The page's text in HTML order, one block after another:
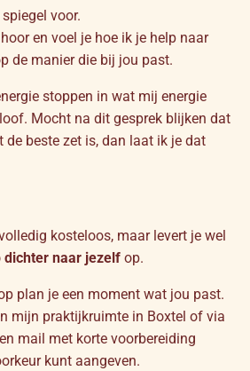
voor.
en voel je hoe ik je help naar
de manier die bij jou past.
stoppen in wat mij energie
Mocht na dit gesprek blijken dat
beste zet is, dan laat ik je dat
kosteloos, maar levert je wel
dichter naar jezelf op.
plan je een moment wat jou past.
mijn praktijkruimte in Boxtel of via
mail met korte voorbereiding
kunt aangeven.